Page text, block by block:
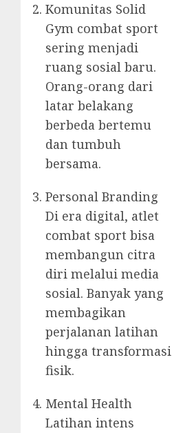
Komunitas Solid
Gym combat sport
sering menjadi
ruang sosial baru.
Orang-orang dari
latar belakang
berbeda bertemu
dan tumbuh
bersama.
Personal Branding
Di era digital, atlet
combat sport bisa
membangun citra
diri melalui media
sosial. Banyak yang
membagikan
perjalanan latihan
hingga transformasi
fisik.
Mental Health
Latihan intens